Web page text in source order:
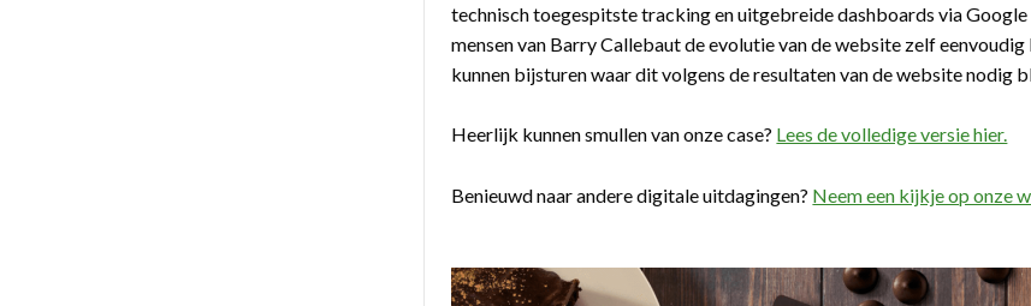
technisch toegespitste tracking en uitgebreide dashboards via
mensen van Barry Callebaut de evolutie van de website zelf
kunnen bijsturen waar dit volgens de resultaten van de website nodig
Heerlijk kunnen smullen van onze case? Lees de volledige versie hier.
Benieuwd naar andere digitale uitdagingen? Neem een kijkje op onze